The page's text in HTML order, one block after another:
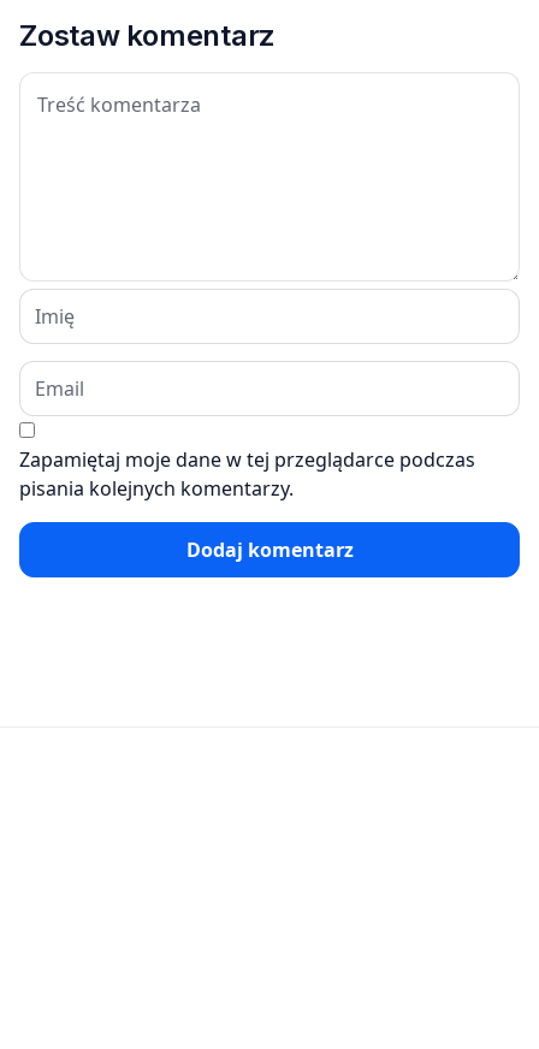
Zostaw komentarz
Zapamiętaj moje dane w tej przeglądarce podczas
pisania kolejnych komentarzy.
Dodaj komentarz